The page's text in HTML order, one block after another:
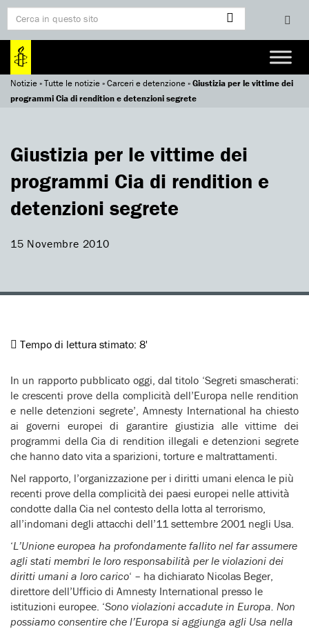
Notizie»Tutte le notizie»Carceri e detenzione»Giustizia per le vittime dei
programmi Cia di rendition e detenzioni segrete
Giustizia per le vittime dei
programmi Cia di rendition e
detenzioni segrete
15 Novembre 2010
Tempo di lettura stimato: 8'
In un rapporto pubblicato oggi, dal titolo ‘Segreti smascherati:
le crescenti prove della complicità dell’Europa nelle rendition
e nelle detenzioni segrete’, Amnesty International ha chiesto
ai governi europei di garantire giustizia alle vittime dei
programmi della Cia di rendition illegali e detenzioni segrete
che hanno dato vita a sparizioni, torture e maltrattamenti.
Nel rapporto, l’organizzazione per i diritti umani elenca le più
recenti prove della complicità dei paesi europei nelle attività
condotte dalla Cia nel contesto della lotta al terrorismo,
all’indomani degli attacchi dell’11 settembre 2001 negli Usa.
‘L’Unione europea ha profondamente fallito nel far assumere
agli stati membri le loro responsabilità per le violazioni dei
diritti umani a loro carico‘ – ha dichiarato Nicolas Beger,
direttore dell’Ufficio di Amnesty International presso le
istituzioni europee. ‘Sono violazioni accadute in Europa. Non
possiamo consentire che l’Europa si aggiunga agli Usa nella